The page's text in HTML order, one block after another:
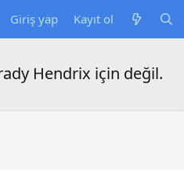
Giriş yap Kayıt ol
Hendrix için değil.